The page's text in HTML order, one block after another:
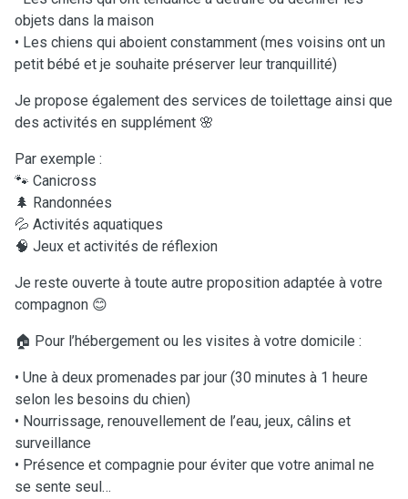
objets dans la maison
• Les chiens qui aboient constamment (mes voisins ont un
petit bébé et je souhaite préserver leur tranquillité)
Je propose également des services de toilettage ainsi que
des activités en supplément 🌸
Par exemple :
🐾 Canicross
🌲 Randonnées
💦 Activités aquatiques
🧠 Jeux et activités de réflexion
Je reste ouverte à toute autre proposition adaptée à votre
compagnon 😊
🏠 Pour l’hébergement ou les visites à votre domicile :
• Une à deux promenades par jour (30 minutes à 1 heure
selon les besoins du chien)
• Nourrissage, renouvellement de l’eau, jeux, câlins et
surveillance
• Présence et compagnie pour éviter que votre animal ne
se sente seul